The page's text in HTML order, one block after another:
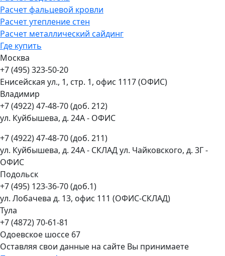
Расчет фальцевой кровли
Расчет утепление стен
Расчет металлический сайдинг
Где купить
Москва
+7 (495) 323-50-20
Енисейская ул., 1, стр. 1, офис 1117 (ОФИС)
Владимир
+7 (4922) 47-48-70 (доб. 212)
ул. Куйбышева, д. 24А - ОФИС
+7 (4922) 47-48-70 (доб. 211)
ул. Куйбышева, д. 24А - СКЛАД ул. Чайковского, д. 3Г -
ОФИС
Подольск
+7 (495) 123-36-70 (доб.1)
ул. Лобачева д. 13, офис 111 (ОФИС-СКЛАД)
Тула
+7 (4872) 70-61-81
Одоевское шоссе 67
Оставляя свои данные на сайте Вы принимаете